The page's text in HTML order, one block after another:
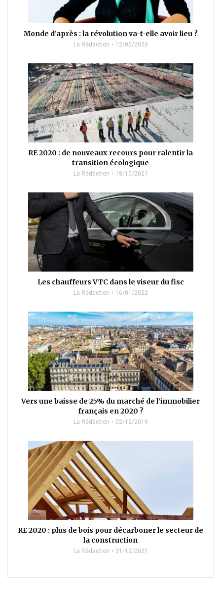
Monde d’après : la révolution va-t-elle avoir lieu ?
La Rédaction 12/05/2020
RE 2020 : de nouveaux recours pour ralentir la
transition écologique
La Rédaction 18/10/2021
Les chauffeurs VTC dans le viseur du fisc
La Rédaction 16/01/2022
Vers une baisse de 25% du marché de l’immobilier
français en 2020 ?
La Rédaction 02/12/2019
RE 2020 : plus de bois pour décarboner le secteur de
la construction
La Rédaction 31/12/2021